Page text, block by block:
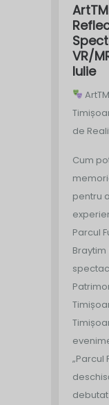
VR/
Iulie
de
Cum
pentru
Parcul
„Parcul